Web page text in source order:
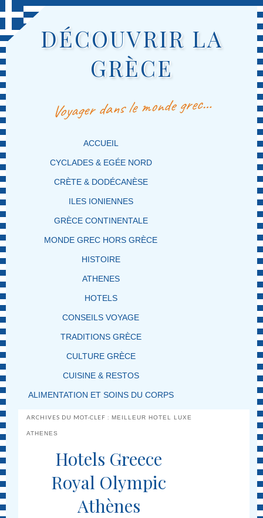
DÉCOUVRIR LA
GRÈCE
Voyager dans le monde grec…
MENU PRINCIPAL
MASQUER LA NAVIGATION PRINCIPALE
MASQUER LA NAVIGATION SECONDAIRE
ACCUEIL
CYCLADES & EGÉE NORD
CRÈTE & DODÉCANÈSE
ILES IONIENNES
GRÈCE CONTINENTALE
MONDE GREC HORS GRÈCE
HISTOIRE
ATHENES
HOTELS
CONSEILS VOYAGE
TRADITIONS GRÈCE
CULTURE GRÈCE
CUISINE & RESTOS
ALIMENTATION ET SOINS DU CORPS
ARCHIVES DU MOT-CLEF :MEILLEUR HOTEL LUXE
ATHENES
Hotels Greece
Royal Olympic
Athènes